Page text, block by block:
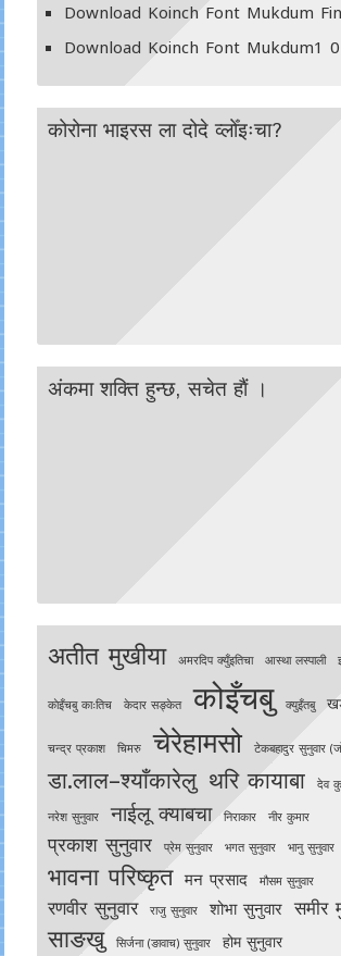
Download Koinch Font Mukdum
Download Koinch Font Mukdum1 0
कोरोना भाइरस ला दोदे व्लोँइःचा?
अंकमा शक्ति हुन्छ, सचेत हाैं ।
अतीत मुखीया अमरदिप क्युँइतिचा आस्था लस्पाली
काेइँचबु काःतिच केदार सङ्केत कोइँचबु क्युइँतबु
चन्द्र प्रकाश चिमरु चेरेहामसो टेकबहादुर सुनुवार
डा.लाल–श्याँकारेलु थरि कायाबा देव
नरेश सुनुवार नाईलू क्याबचा निराकार नीर कुमार
प्रकाश सुनुवार प्रेम सुनुवार भगत सुनुवार भानु सुनुवार
भावना परिष्कृत मन प्रसाद मौसम सुनुवार
रणवीर सुनुवार राजु सुनुवार शोभा सुनुवार समीर
साङखु सिर्जना (ङावाच) सुनुवार होम सुनुवार